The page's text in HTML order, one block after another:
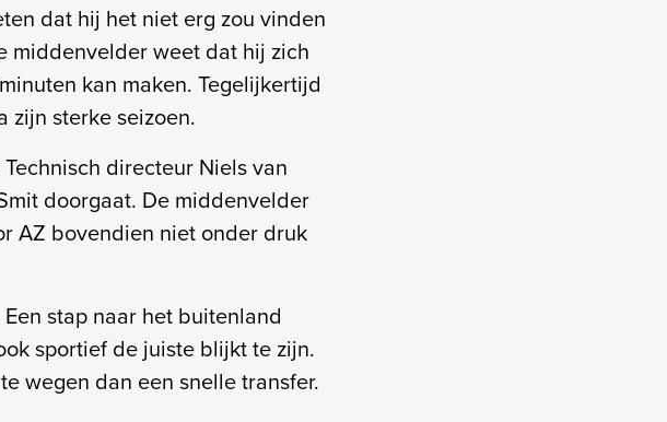
dat hij het niet erg zou vinden
middenvelder weet dat hij zich
kan maken. Tegelijkertijd
zijn sterke seizoen.
directeur Niels van
doorgaat. De middenvelder
AZ bovendien niet onder druk
stap naar het buitenland
sportief de juiste blijkt te zijn.
wegen dan een snelle transfer.